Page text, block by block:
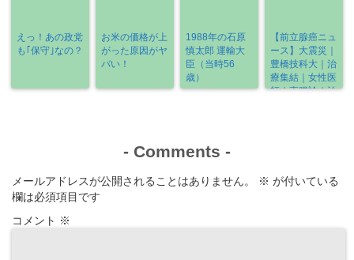
えっ！あの政党
も｢保守｣なの？
お米の価格が上
がった原因がヤ
バい！
1988年の石原
慎太郎 運輸大
臣（当時56
歳）
【前立腺癌ニュ
ース】大震災｜
豊橋技科大｜治
療集結｜女性医
師｜直腸診｜治
- Comments -
メールアドレスが公開されることはありません。 ※ が付いている
欄は必須項目です
コメント ※